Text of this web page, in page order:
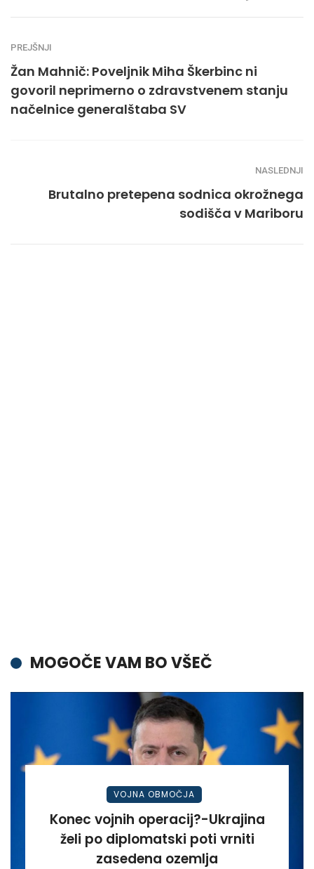
PREJŠNJI
Žan Mahnič: Poveljnik Miha Škerbinc ni
govoril neprimerno o zdravstvenem stanju
načelnice generalštaba SV
NASLEDNJI
Brutalno pretepena sodnica okrožnega
sodišča v Mariboru
MOGOČE VAM BO VŠEČ
VOJNA OBMOČJA
Konec vojnih operacij?-Ukrajina
želi po diplomatski poti vrniti
zasedena ozemlja